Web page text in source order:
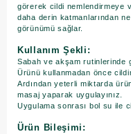
görerek cildi nemlendirmeye
daha derin katmanlarından
görünümü sağlar.
Kullanım Şekli:
Sabah ve akşam rutinlerinde
Ürünü kullanmadan önce
Ardından yeterli miktarda
masaj yaparak uygulayınız.
​Uygulama sonrası bol su ile
Ürün Bileşimi: